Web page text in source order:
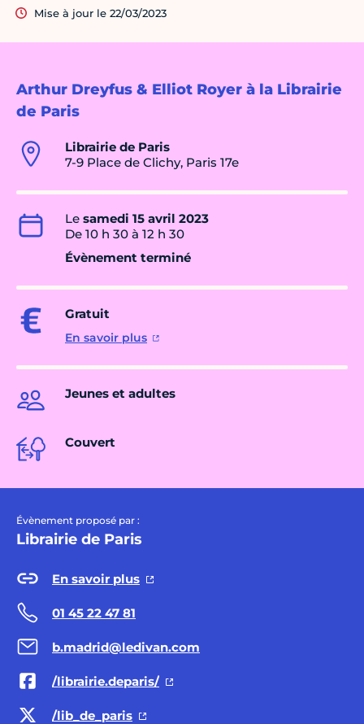
Arthur Dreyfus & Elliot Royer à la Librairie
de Paris
Librairie de Paris
7-9 Place de Clichy, Paris 17e
Le samedi 15 avril 2023
De 10 h 30 à 12 h 30
Évènement terminé
Gratuit
En savoir plus
Jeunes et adultes
Couvert
Évènement proposé par :
Librairie de Paris
En savoir plus
01 45 22 47 81
b.madrid@ledivan.com
/librairie.deparis/
/lib_de_paris
Mise à jour le 22/03/2023